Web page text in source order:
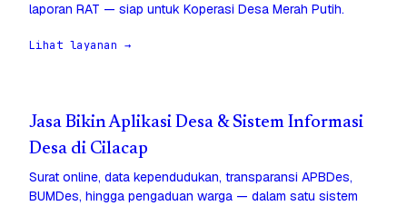
laporan RAT — siap untuk Koperasi Desa Merah Putih.
Lihat layanan →
Jasa Bikin Aplikasi Desa & Sistem Informasi
Desa di Cilacap
Surat online, data kependudukan, transparansi APBDes,
BUMDes, hingga pengaduan warga — dalam satu sistem